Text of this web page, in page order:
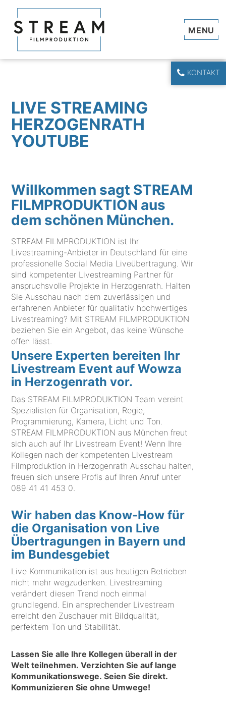
KONTAKT
LIVE STREAMING
HERZOGENRATH
YOUTUBE
Willkommen sagt STREAM
FILMPRODUKTION aus
dem schönen München.
STREAM FILMPRODUKTION ist Ihr
Livestreaming-Anbieter in Deutschland für eine
professionelle Social Media Liveübertragung. Wir
sind kompetenter Livestreaming Partner für
anspruchsvolle Projekte in Herzogenrath. Halten
Sie Ausschau nach dem zuverlässigen und
erfahrenen Anbieter für qualitativ hochwertiges
Livestreaming? Mit STREAM FILMPRODUKTION
beziehen Sie ein Angebot, das keine Wünsche
offen lässt.
Unsere Experten bereiten Ihr
Livestream Event auf Wowza
in Herzogenrath vor.
Das STREAM FILMPRODUKTION Team vereint
Spezialisten für Organisation, Regie,
Programmierung, Kamera, Licht und Ton.
STREAM FILMPRODUKTION aus München freut
sich auch auf Ihr Livestream Event! Wenn Ihre
Kollegen nach der kompetenten Livestream
Filmproduktion in Herzogenrath Ausschau halten,
freuen sich unsere Profis auf Ihren Anruf unter
089 41 41 453 0
Wir haben das Know-How für
die Organisation von Live
Übertragungen in Bayern und
im Bundesgebiet
Live Kommunikation ist aus heutigen Betrieben
nicht mehr wegzudenken. Livestreaming
verändert diesen Trend noch einmal
grundlegend. Ein ansprechender Livestream
erreicht den Zuschauer mit Bildqualität,
perfektem Ton und Stabilität.
Lassen Sie alle Ihre Kollegen überall in der
Welt teilnehmen. Verzichten Sie auf lange
Kommunikationswege. Seien Sie direkt.
Kommunizieren Sie ohne Umwege!